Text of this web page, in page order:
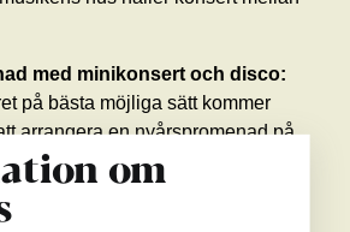
med minikonsert och disco:
på bästa möjliga sätt kommer
arrangera en nyårspromenad på
promenad kommer inkludera
ett disco för alla barn, vilket
perfekta avslutningen på
om